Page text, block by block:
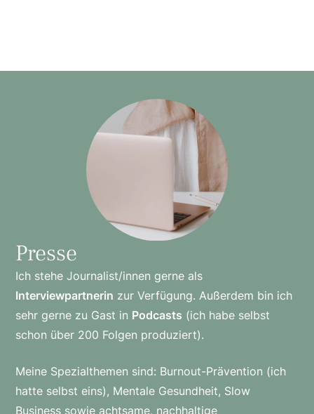
Presse
Ich stehe Journalist/innen gerne als
Interviewpartnerin zur Verfügung. Außerdem bin ich
sehr gerne zu Gast in Podcasts (ich habe selbst
schon über 200 Folgen produziert).
Meine Spezialthemen sind: Burnout-Prävention (ich
hatte selbst eins), Mentale Gesundheit, Slow
Business sowie achtsame, nachhaltige